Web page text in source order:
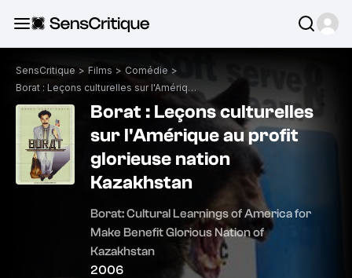
SensCritique > Films > Comédie >
Borat : Leçons culturelles sur l'Amérique au profit glorieuse nation Kazakhstan
Borat : Leçons culturelles
sur l'Amérique au profit
glorieuse nation
Kazakhstan
Borat: Cultural Learnings of America for
Make Benefit Glorious Nation of
Kazakhstan
2006